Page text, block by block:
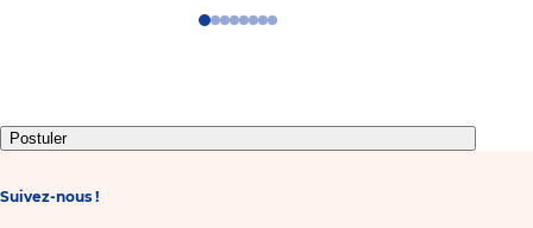
GoGoGoGoGoGo
GoGo
Postuler
Suivez-nous !